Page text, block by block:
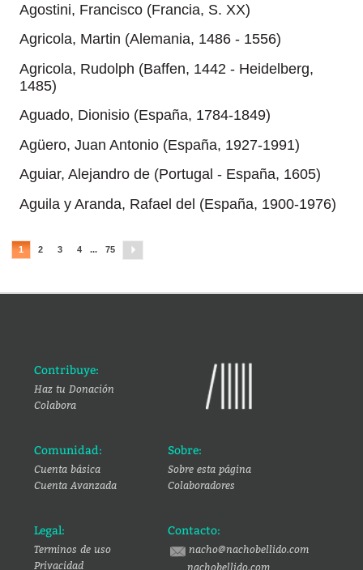
Agostini, Francisco (Francia, S. XX)
Agricola, Martin (Alemania, 1486 - 1556)
Agricola, Rudolph (Baffen, 1442 - Heidelberg,
1485)
Aguado, Dionisio (España, 1784-1849)
Agüero, Juan Antonio (España, 1927-1991)
Aguiar, Alejandro de (Portugal - España, 1605)
Aguila y Aranda, Rafael del (España, 1900-1976)
1 2 3 4 ... 75
Contribuye:
Haz tu Donación
Colabora
Comunidad:
Cuenta básica
Cuenta Avanzada
Sobre:
Sobre esta página
Colaboradores
Legal:
Terminos de uso
Privacidad
Contacto:
nacho@nachobellido.com
nachobellido.com